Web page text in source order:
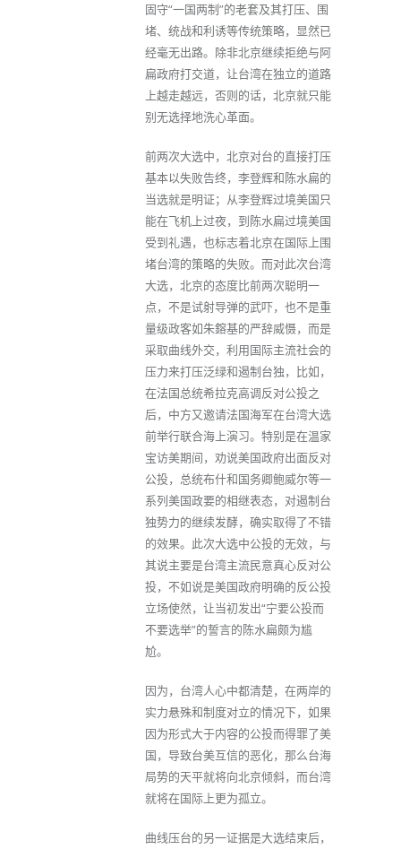
固守“一国两制”的老套及其打压、围
堵、统战和利诱等传统策略，显然已
经毫无出路。除非北京继续拒绝与阿
扁政府打交道，让台湾在独立的道路
上越走越远，否则的话，北京就只能
别无选择地洗心革面。
前两次大选中，北京对台的直接打压
基本以失败告终，李登辉和陈水扁的
当选就是明证；从李登辉过境美国只
能在飞机上过夜，到陈水扁过境美国
受到礼遇，也标志着北京在国际上围
堵台湾的策略的失败。而对此次台湾
大选，北京的态度比前两次聪明一
点，不是试射导弹的武吓，也不是重
量级政客如朱鎔基的严辞威慑，而是
采取曲线外交，利用国际主流社会的
压力来打压泛绿和遏制台独，比如，
在法国总统希拉克高调反对公投之
后，中方又邀请法国海军在台湾大选
前举行联合海上演习。特别是在温家
宝访美期间，劝说美国政府出面反对
公投，总统布什和国务卿鲍威尔等一
系列美国政要的相继表态，对遏制台
独势力的继续发酵，确实取得了不错
的效果。此次大选中公投的无效，与
其说主要是台湾主流民意真心反对公
投，不如说是美国政府明确的反公投
立场使然，让当初发出“宁要公投而
不要选举”的誓言的陈水扁颇为尴
尬。
因为，台湾人心中都清楚，在两岸的
实力悬殊和制度对立的情况下，如果
因为形式大于内容的公投而得罪了美
国，导致台美互信的恶化，那么台海
局势的天平就将向北京倾斜，而台湾
就将在国际上更为孤立。
曲线压台的另一证据是大选结束后，